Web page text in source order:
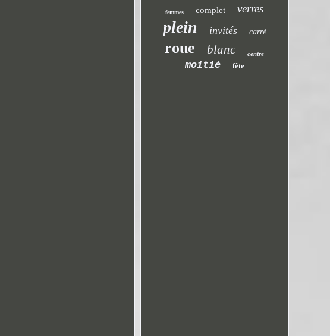
femmes complet verres
plein invités carré
roue blanc centre
moitié fête